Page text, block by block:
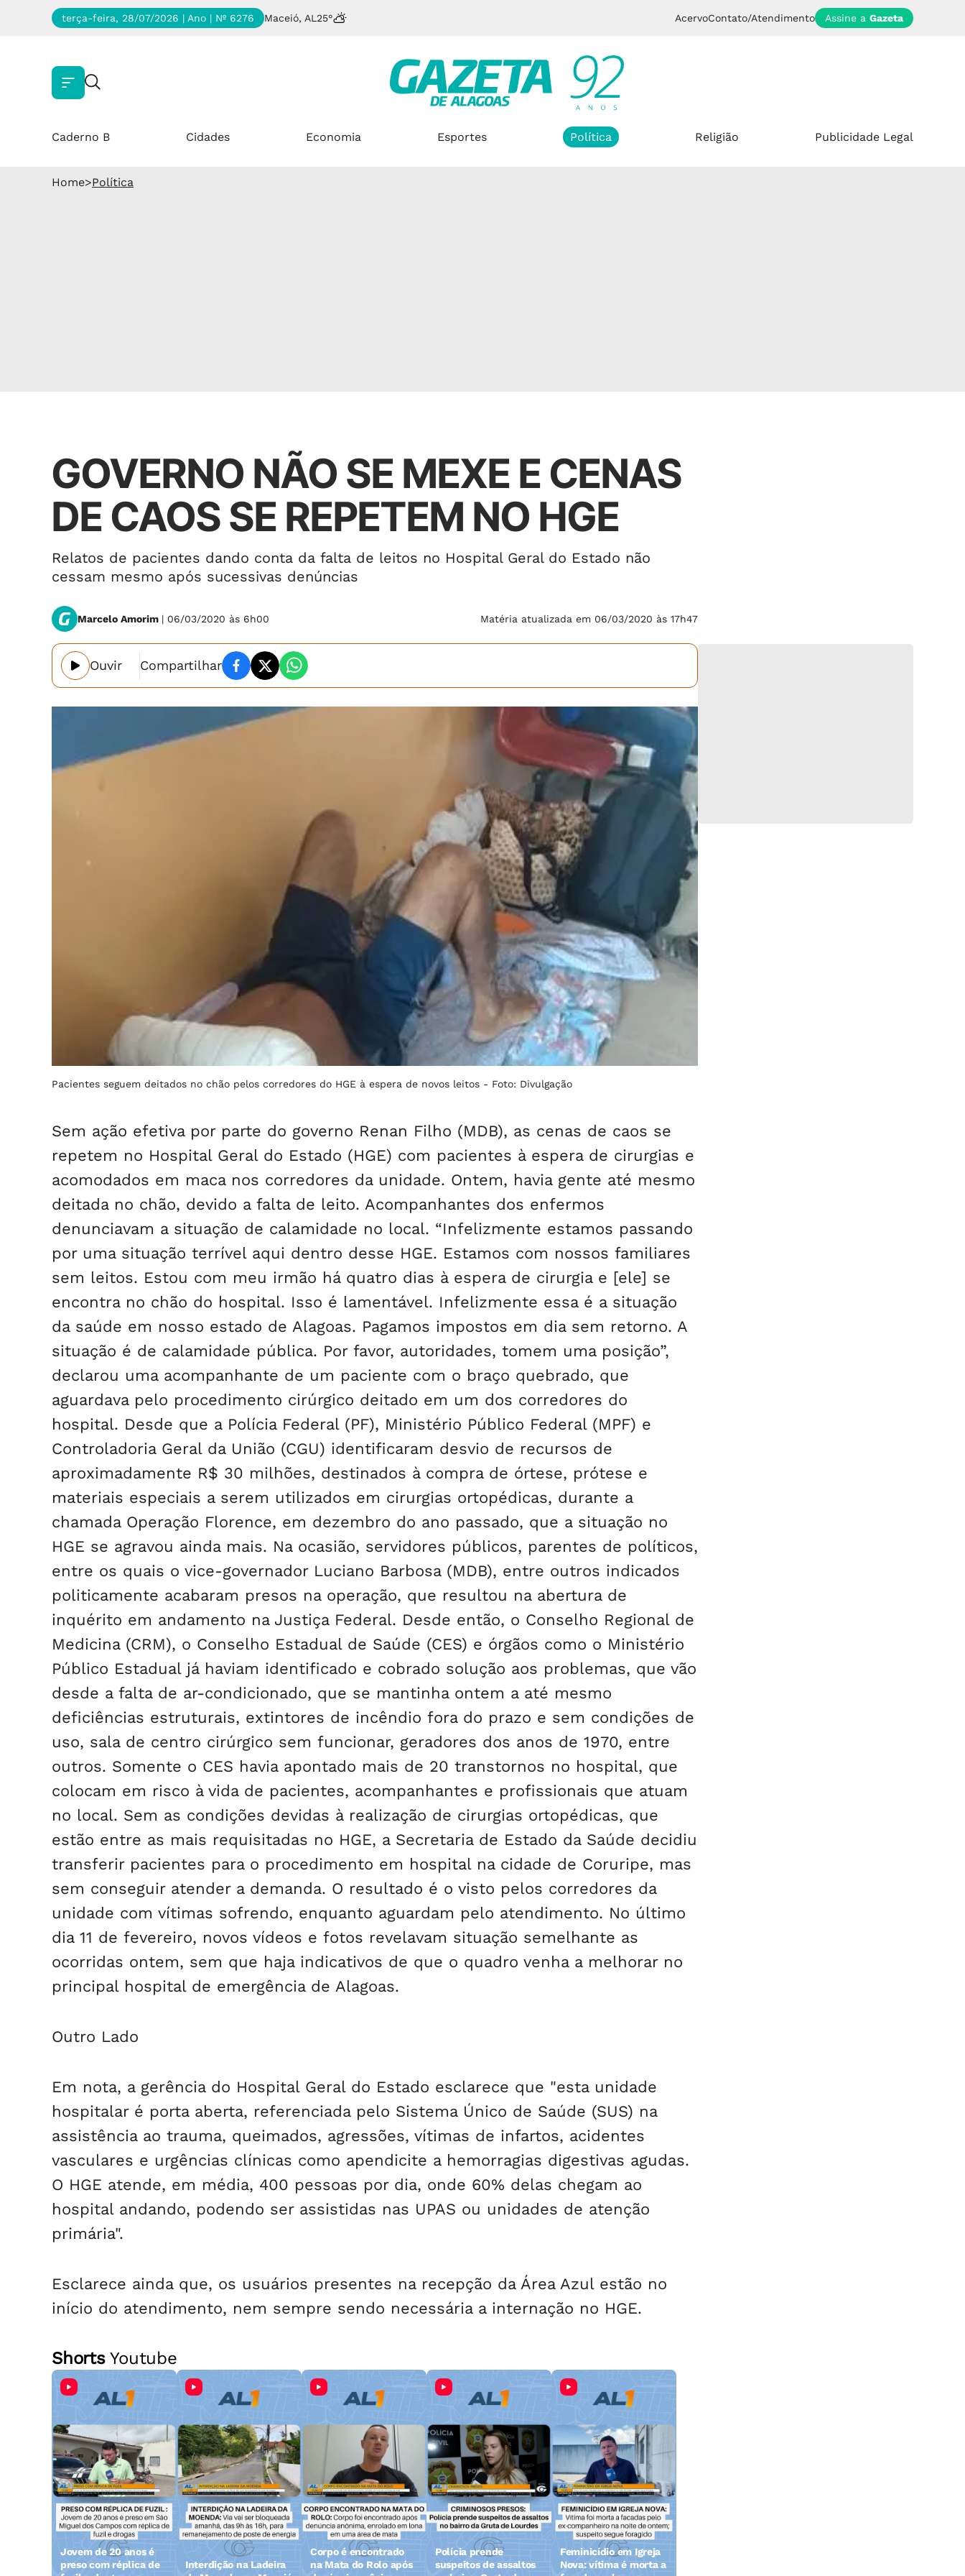
terça-feira, 28/07/2026 | Ano | Nº 6276 Maceió, AL 25° AcervoContato/Atendimento Assine a Gazeta
Caderno B Cidades Economia Esportes Política Religião Publicidade Legal
Home>Política
GOVERNO NÃO SE MEXE E CENAS
DE CAOS SE REPETEM NO HGE
Relatos de pacientes dando conta da falta de leitos no Hospital Geral do Estado não
cessam mesmo após sucessivas denúncias
Marcelo Amorim | 06/03/2020 às 6h00 Matéria atualizada em 06/03/2020 às 17h47
Ouvir Compartilhar
Pacientes seguem deitados no chão pelos corredores do HGE à espera de novos leitos - Foto: Divulgação
Sem ação efetiva por parte do governo Renan Filho (MDB), as cenas de caos se
repetem no Hospital Geral do Estado (HGE) com pacientes à espera de cirurgias e
acomodados em maca nos corredores da unidade. Ontem, havia gente até mesmo
deitada no chão, devido a falta de leito. Acompanhantes dos enfermos
denunciavam a situação de calamidade no local. “Infelizmente estamos passando
por uma situação terrível aqui dentro desse HGE. Estamos com nossos familiares
sem leitos. Estou com meu irmão há quatro dias à espera de cirurgia e [ele] se
encontra no chão do hospital. Isso é lamentável. Infelizmente essa é a situação
da saúde em nosso estado de Alagoas. Pagamos impostos em dia sem retorno. A
situação é de calamidade pública. Por favor, autoridades, tomem uma posição”,
declarou uma acompanhante de um paciente com o braço quebrado, que
aguardava pelo procedimento cirúrgico deitado em um dos corredores do
hospital. Desde que a Polícia Federal (PF), Ministério Público Federal (MPF) e
Controladoria Geral da União (CGU) identificaram desvio de recursos de
aproximadamente R$ 30 milhões, destinados à compra de órtese, prótese e
materiais especiais a serem utilizados em cirurgias ortopédicas, durante a
chamada Operação Florence, em dezembro do ano passado, que a situação no
HGE se agravou ainda mais. Na ocasião, servidores públicos, parentes de políticos,
entre os quais o vice-governador Luciano Barbosa (MDB), entre outros indicados
politicamente acabaram presos na operação, que resultou na abertura de
inquérito em andamento na Justiça Federal. Desde então, o Conselho Regional de
Medicina (CRM), o Conselho Estadual de Saúde (CES) e órgãos como o Ministério
Público Estadual já haviam identificado e cobrado solução aos problemas, que vão
desde a falta de ar-condicionado, que se mantinha ontem a até mesmo
deficiências estruturais, extintores de incêndio fora do prazo e sem condições de
uso, sala de centro cirúrgico sem funcionar, geradores dos anos de 1970, entre
outros. Somente o CES havia apontado mais de 20 transtornos no hospital, que
colocam em risco à vida de pacientes, acompanhantes e profissionais que atuam
no local. Sem as condições devidas à realização de cirurgias ortopédicas, que
estão entre as mais requisitadas no HGE, a Secretaria de Estado da Saúde decidiu
transferir pacientes para o procedimento em hospital na cidade de Coruripe, mas
sem conseguir atender a demanda. O resultado é o visto pelos corredores da
unidade com vítimas sofrendo, enquanto aguardam pelo atendimento. No último
dia 11 de fevereiro, novos vídeos e fotos revelavam situação semelhante as
ocorridas ontem, sem que haja indicativos de que o quadro venha a melhorar no
principal hospital de emergência de Alagoas.
Outro Lado
Em nota, a gerência do Hospital Geral do Estado esclarece que "esta unidade
hospitalar é porta aberta, referenciada pelo Sistema Único de Saúde (SUS) na
assistência ao trauma, queimados, agressões, vítimas de infartos, acidentes
vasculares e urgências clínicas como apendicite a hemorragias digestivas agudas.
O HGE atende, em média, 400 pessoas por dia, onde 60% delas chegam ao
hospital andando, podendo ser assistidas nas UPAS ou unidades de atenção
primária".
Esclarece ainda que, os usuários presentes na recepção da Área Azul estão no
início do atendimento, nem sempre sendo necessária a internação no HGE.
ShortsYoutube
Jovem de 20 anos é
preso com réplica de
Interdição na Ladeira
Corpo é encontrado
na Mata do Rolo após
Polícia prende
suspeitos de assaltos
Feminicídio em Igreja
Nova: vítima é morta a